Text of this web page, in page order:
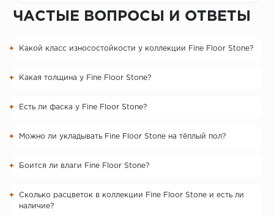
ЧАСТЫЕ ВОПРОСЫ И ОТВЕТЫ
Какой класс износостойкости у коллекции Fine Floor Stone?
Какая толщина у Fine Floor Stone?
Есть ли фаска у Fine Floor Stone?
Можно ли укладывать Fine Floor Stone на тёплый пол?
Боится ли влаги Fine Floor Stone?
Сколько расцветок в коллекции Fine Floor Stone и есть ли
наличие?